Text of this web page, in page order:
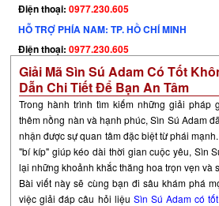
Điện thoại: 0977.230.605
HỖ TRỢ PHÍA NAM: TP. HỒ CHÍ MINH
Điện thoại: 0977.230.605
Giải Mã Sìn Sú Adam Có Tốt
Dẫn Chi Tiết Để Bạn An Tâm
Trong hành trình tìm kiếm những giải pháp
thêm nồng nàn và hạnh phúc,Sìn Sú Adam
nhận được sự quan tâm đặc biệt từ phái
"bí kíp" giúp kéo dài thời gian cuộc yêu, Sìn
lại những khoảnh khắc thăng hoa trọn vẹn và
Bài viết này sẽ cùng bạn đi sâu khám phá
việc giải đáp câu hỏi liệu Sìn Sú Adam có